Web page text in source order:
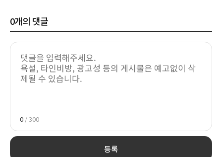
0개의 댓글
0 / 300
등록